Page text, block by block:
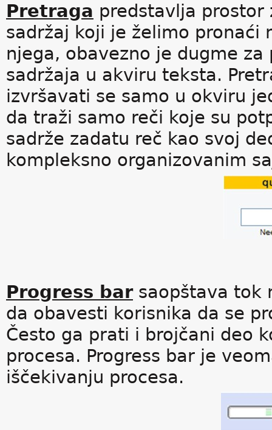
Pretraga predstavlja
sadržaj koji je želimo pronaći
njega, obavezno je dugme
sadržaja u akviru teksta.
izvršavati se samo u okviru
da traži samo reči koje su
sadrže zadatu reč kao svoj
kompleksno organizovanim
Progress barsaopštava tok
da obavesti korisnika da se
Često ga prati i brojčani deo
procesa. Progress bar je
iščekivanju procesa.